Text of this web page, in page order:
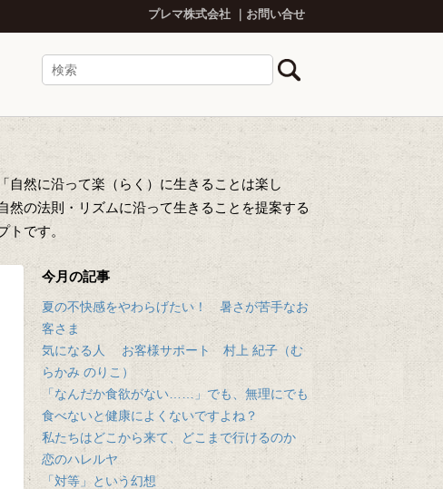
プレマ株式会社 お問い合せ
自然に沿って楽（らく）に生きることは楽し
然の法則・リズムに沿って生きることを提案する
トです。
今月の記事
夏の不快感をやわらげたい！ 暑さが苦手なお
客さま
気になる人 お客様サポート 村上 紀子（む
らかみ のりこ）
「なんだか食欲がない……」でも、無理にでも
食べないと健康によくないですよね？
私たちはどこから来て、どこまで行けるのか
恋のハレルヤ
「対等」という幻想